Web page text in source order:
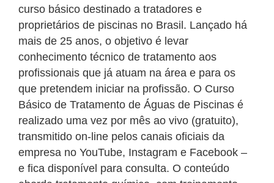
curso básico destinado a tratadores e
proprietários de piscinas no Brasil. Lançado há
mais de 25 anos, o objetivo é levar
conhecimento técnico de tratamento aos
profissionais que já atuam na área e para os
que pretendem iniciar na profissão. O Curso
Básico de Tratamento de Águas de Piscinas é
realizado uma vez por mês ao vivo (gratuito),
transmitido on-line pelos canais oficiais da
empresa no YouTube, Instagram e Facebook –
e fica disponível para consulta. O conteúdo